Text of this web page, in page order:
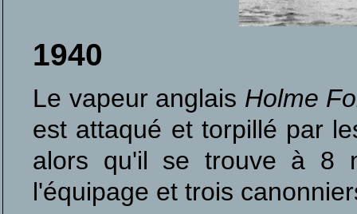
1940
Le vapeur anglais Holme
est attaqué et torpillé par
alors qu'il se trouve à 8
l'équipage et trois